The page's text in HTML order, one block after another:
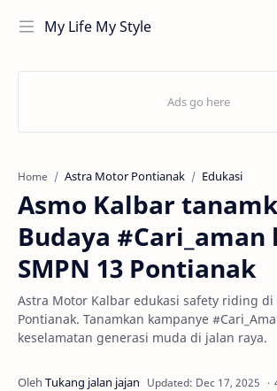
My Life My Style
Home Astra Motor Pontianak Edukasi
Asmo Kalbar
Budaya #Cari_aman
SMPN 13 Pontianak
Astra Motor Kalbar edukasi safety riding di
Pontianak. Tanamkan kampanye
keselamatan generasi muda di jalan raya.